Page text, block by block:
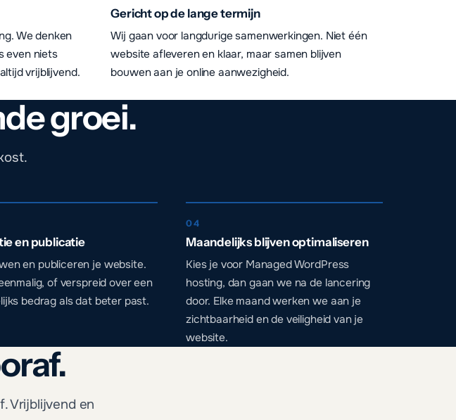
We denken
even niets
vrijblijvend.
Gericht op de lange termijn
Wij gaan voor langdurige samenwerkingen. Niet één
website afleveren en klaar, maar samen blijven
bouwen aan je online aanwezigheid.
groei.
en publicatie
en publiceren je website.
of verspreid over een
bedrag als dat beter past.
04
Maandelijks blijven optimaliseren
Kies je voor Managed WordPress
hosting, dan gaan we na de lancering
door. Elke maand werken we aan je
zichtbaarheid en de veiligheid van je
website.
Vrijblijvend en